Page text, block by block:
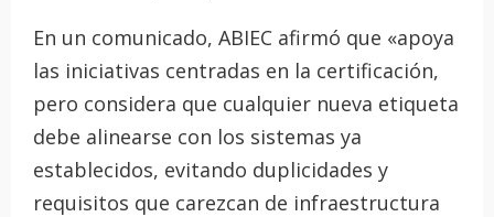
En un comunicado, ABIEC afirmó que «apoya
las iniciativas centradas en la certificación,
pero considera que cualquier nueva etiqueta
debe alinearse con los sistemas ya
establecidos, evitando duplicidades y
requisitos que carezcan de infraestructura